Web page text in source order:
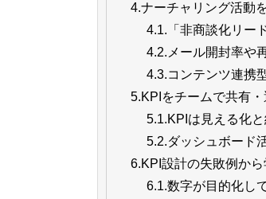
4.ナーチャリング活動
4.1. 「非商談化リー
4.2. メール開封率や
4.3.コンテンツ連携
5.KPIをチームで共有
5.1.KPIは見える化
5.2.ダッシュボード
6.KPI設計の失敗例か
6.1.数字が目的化し